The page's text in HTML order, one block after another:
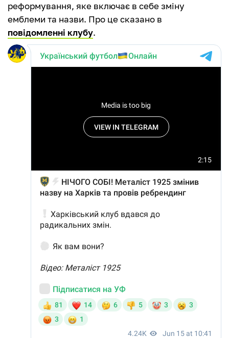
реформування, яке включає в себе зміну
емблеми та назви. Про це сказано в
повідомленні клубу.